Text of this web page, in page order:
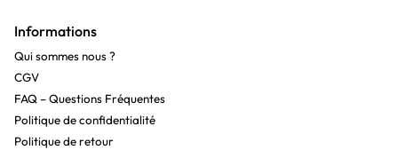
Informations
Qui sommes nous ?
CGV
FAQ – Questions Fréquentes
Politique de confidentialité
Politique de retour